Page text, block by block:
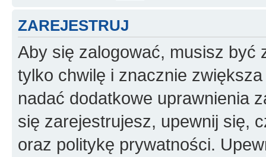
ZAREJESTRUJ
Aby się zalogować, musisz być
tylko chwilę i znacznie
nadać dodatkowe uprawnienia
się zarejestrujesz, upewnij się,
oraz politykę prywatności.